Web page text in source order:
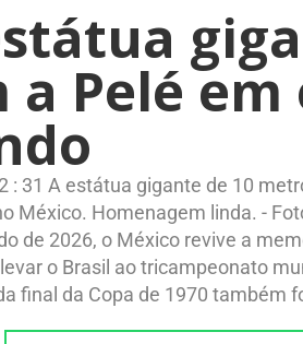
Pelé
: 31 A estátua gigante de 10
México. Homenagem linda. -
de 2026, o México revive a
o Brasil ao tricampeonato
final da Copa de 1970 também